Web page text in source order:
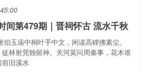
间第479期｜晋祠怀古 流水千秋
伯玉庙中桐叶手中文，闲读高碑拂素尘。
林射兕独留神。关河莫问周秦事，花木谁
旧溪水